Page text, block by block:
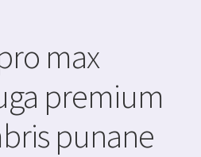
max
premium
punane